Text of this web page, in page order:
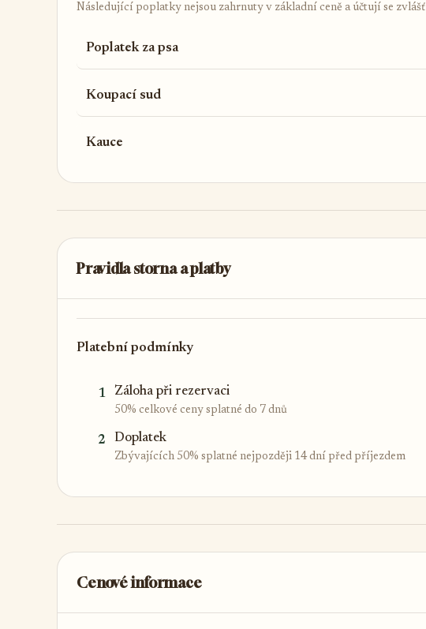
Následující poplatky nejsou zahrnuty v základní ceně a účtují se zvlášť
Poplatek za psa
Koupací sud
Kauce
Pravidla storna a platby
Platební podmínky
1 Záloha při rezervaci
50% celkové ceny splatné do 7 dnů
2 Doplatek
Zbývajících 50% splatné nejpozději 14 dní před příjezdem
Cenové informace